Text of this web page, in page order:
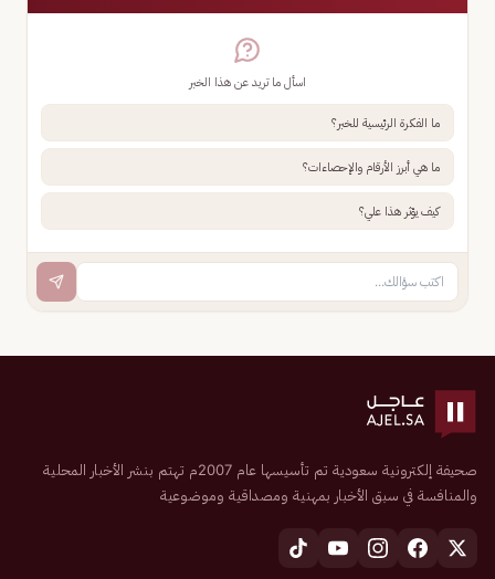
اسأل ما تريد عن هذا الخبر
ما الفكرة الرئيسية للخبر؟
ما هي أبرز الأرقام والإحصاءات؟
كيف يؤثر هذا علي؟
صحيفة إلكترونية سعودية تم تأسيسها عام 2007م تهتم بنشر الأخبار المحلية
والمنافسة في سبق الأخبار بمهنية ومصداقية وموضوعية